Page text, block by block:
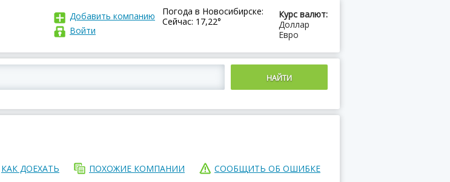
Курс валют:
Доллар
Евро
Погода в Новосибирске:
Сейчас: 17,22°
Добавить компанию
Войти
КАК ДОЕХАТЬ ПОХОЖИЕ КОМПАНИИ СООБЩИТЬ ОБ ОШИБКЕ